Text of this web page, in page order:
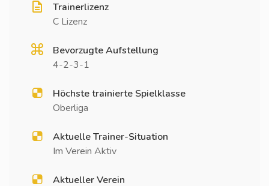
Trainerlizenz
C Lizenz
Bevorzugte Aufstellung
4-2-3-1
Höchste trainierte Spielklasse
Oberliga
Aktuelle Trainer-Situation
Im Verein Aktiv
Aktueller Verein